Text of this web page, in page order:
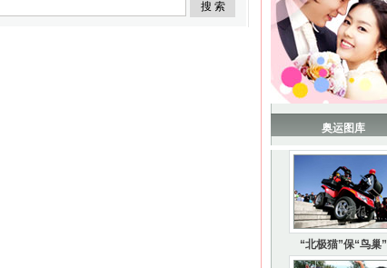
奥运图库
“北极猫”保“鸟巢”